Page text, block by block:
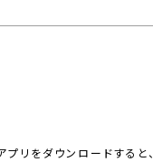
リをダウンロードすると、